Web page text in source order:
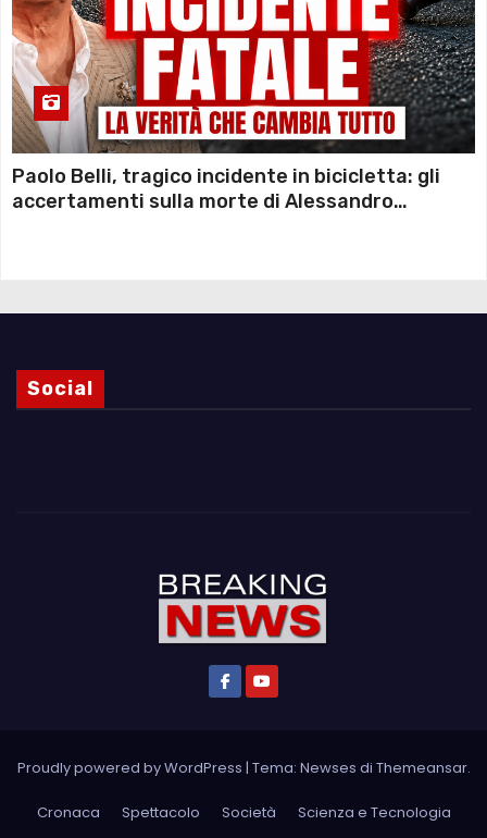
Paolo Belli, tragico incidente in bicicletta: gli
accertamenti sulla morte di Alessandro
Social
Proudly powered by WordPress | Tema: Newses di Themeansar.
Cronaca Spettacolo Società Scienza e Tecnologia